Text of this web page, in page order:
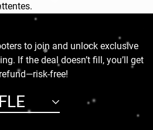
to join and unlock exclusive
If the deal doesn’t fill, you’ll get
free!